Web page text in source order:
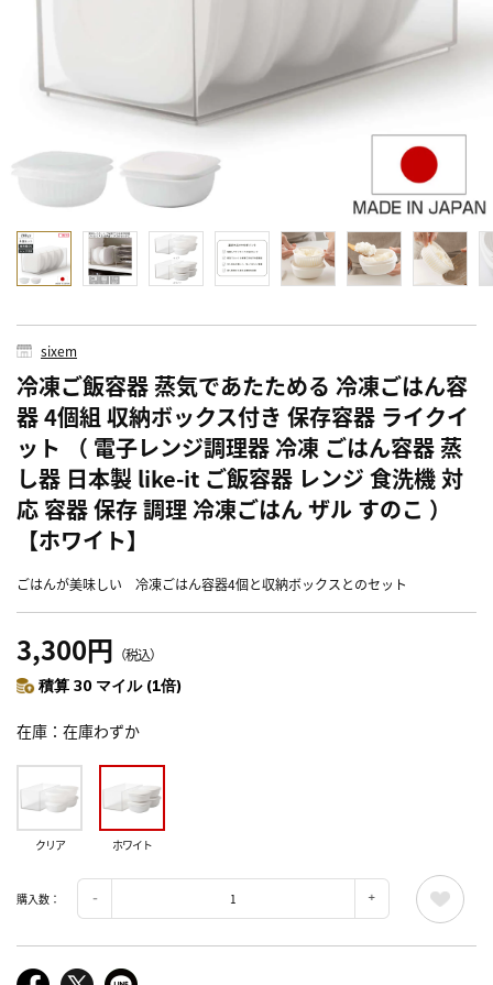
sixem
冷凍ご飯容器 蒸気であたためる 冷凍ごはん容
器 4個組 収納ボックス付き 保存容器 ライクイ
ット （ 電子レンジ調理器 冷凍 ごはん容器 蒸
し器 日本製 like-it ご飯容器 レンジ 食洗機 対
応 容器 保存 調理 冷凍ごはん ザル すのこ ）
【ホワイト】
ごはんが美味しい 冷凍ごはん容器4個と収納ボックスとのセット
3,300円 （税込）
積算 30 マイル (1倍)
在庫 在庫わずか
クリア ホワイト
購入数：